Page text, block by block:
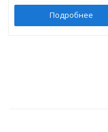
Подробнее